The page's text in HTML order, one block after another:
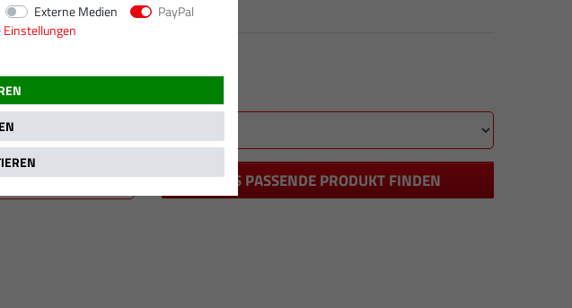
DAS PASSENDE PRODUKT FINDEN
Externe Medien
PayPal
Einstellungen